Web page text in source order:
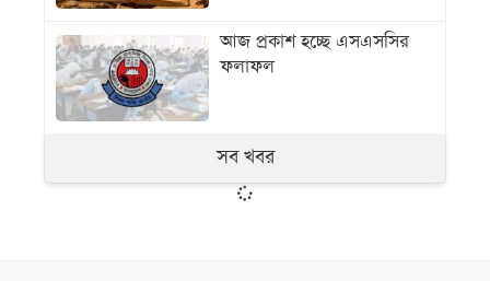
আজ প্রকাশ হচ্ছে এসএসসির
ফলাফল
সব খবর